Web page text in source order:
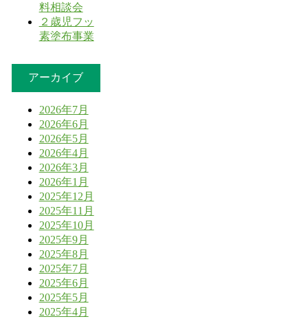
料相談会
２歳児フッ
素塗布事業
アーカイブ
2026年7月
2026年6月
2026年5月
2026年4月
2026年3月
2026年1月
2025年12月
2025年11月
2025年10月
2025年9月
2025年8月
2025年7月
2025年6月
2025年5月
2025年4月